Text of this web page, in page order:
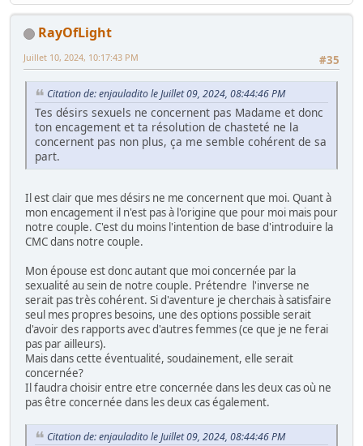
RayOfLight
#35
Juillet 10, 2024, 10:17:43 PM
Citation de: enjauladito le Juillet 09, 2024, 08:44:46 PM
Tes désirs sexuels ne concernent pas Madame et donc
ton encagement et ta résolution de chasteté ne la
concernent pas non plus, ça me semble cohérent de sa
part.
Il est clair que mes désirs ne me concernent que moi. Quant à
mon encagement il n'est pas à l'origine que pour moi mais pour
notre couple. C'est du moins l'intention de base d'introduire la
CMC dans notre couple.
Mon épouse est donc autant que moi concernée par la
sexualité au sein de notre couple. Prétendre l'inverse ne
serait pas très cohérent. Si d'aventure je cherchais à satisfaire
seul mes propres besoins, une des options possible serait
d'avoir des rapports avec d'autres femmes (ce que je ne ferai
pas par ailleurs).
Mais dans cette éventualité, soudainement, elle serait
concernée?
Il faudra choisir entre etre concernée dans les deux cas où ne
pas être concernée dans les deux cas également.
Citation de: enjauladito le Juillet 09, 2024, 08:44:46 PM